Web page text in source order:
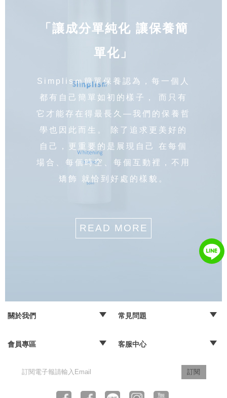
「讓成分單純化 讓保養簡
單化」
Simplisｍ簡單保養認為，每一個人
都有自己簡單如初的樣子， 而只有
它才能存在得最長久—我們的保養哲
學也因此而生。 除了追求更美好的
自己，更重要的是展現自己 在每個
場合、每個時空、每個互動裡，不用
矯飾 就恰到好處的樣貌。
READ MORE
關於我們 常見問題
會員專區
客服中心
訂閱